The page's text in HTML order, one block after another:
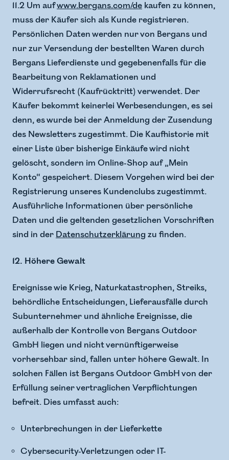
11.2 Um aufwww.bergans.com/de kaufen zu können,
muss der Käufer sich als Kunde registrieren.
Persönlichen Daten werden nur von Bergans und
nur zur Versendung der bestellten Waren durch
Bergans Lieferdienste und gegebenenfalls für die
Bearbeitung von Reklamationen und
Widerrufsrecht (Kaufrücktritt) verwendet. Der
Käufer bekommt keinerlei Werbesendungen, es sei
denn, es wurde bei der Anmeldung der Zusendung
des Newsletters zugestimmt. Die Kaufhistorie mit
einer Liste über bisherige Einkäufe wird nicht
gelöscht, sondern im Online-Shop auf „Mein
Konto“ gespeichert. Diesem Vorgehen wird bei der
Registrierung unseres Kundenclubs zugestimmt.
Ausführliche Informationen über persönliche
Daten und die geltenden gesetzlichen Vorschriften
sind in der Datenschutzerklärung zu finden.
12. Höhere Gewalt
Ereignisse wie Krieg, Naturkatastrophen, Streiks,
behördliche Entscheidungen, Lieferausfälle durch
Subunternehmer und ähnliche Ereignisse, die
außerhalb der Kontrolle von Bergans Outdoor
GmbH liegen und nicht vernünftigerweise
vorhersehbar sind, fallen unter höhere Gewalt. In
solchen Fällen ist Bergans Outdoor GmbH von der
Erfüllung seiner vertraglichen Verpflichtungen
befreit. Dies umfasst auch:
Unterbrechungen in der Lieferkette
Cybersecurity-Verletzungen oder IT-